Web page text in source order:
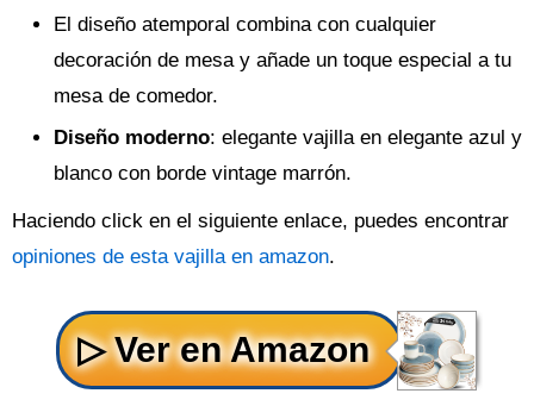
El diseño atemporal combina con cualquier
decoración de mesa y añade un toque especial a tu
mesa de comedor.
Diseño moderno: elegante vajilla en elegante azul y
blanco con borde vintage marrón.
Haciendo click en el siguiente enlace, puedes encontrar
opiniones de esta vajilla en amazon.